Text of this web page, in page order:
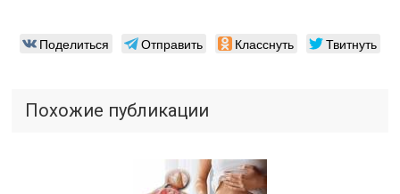
Поделиться Отправить Класснуть Твитнуть
Похожие публикации